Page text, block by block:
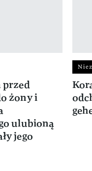
przed
żony i
ulubioną
jego